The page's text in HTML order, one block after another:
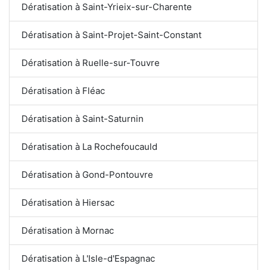
Dératisation à Saint-Yrieix-sur-Charente
Dératisation à Saint-Projet-Saint-Constant
Dératisation à Ruelle-sur-Touvre
Dératisation à Fléac
Dératisation à Saint-Saturnin
Dératisation à La Rochefoucauld
Dératisation à Gond-Pontouvre
Dératisation à Hiersac
Dératisation à Mornac
Dératisation à L'Isle-d'Espagnac